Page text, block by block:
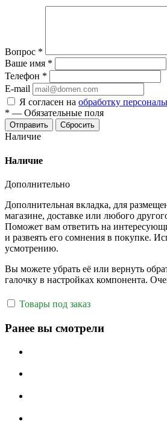
Вопрос *
Ваше имя *
Телефон *
E-mail
Я согласен на обработку
* — Обязательные поля
Отправить Сбросить
Наличие
Наличие
Дополнительно
Дополнительная вкладка, для
магазине, доставке или любого
Поможет вам ответить на
и развеять его сомнения в покупке.
усмотрению.
Вы можете убрать её или вернуть
галочку в настройках компонента.
Товары под заказ
Ранее вы смотрели